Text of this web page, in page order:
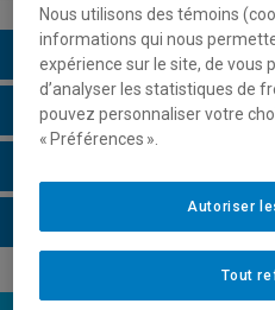
Description du cours
Horaire - Été 2026
Nous utilisons des témoins
informations qui nous
expérience sur le site, de vous
d’analyser les statistiques de
pouvez personnaliser votre
« Préférences ».
Tout
Autoriser